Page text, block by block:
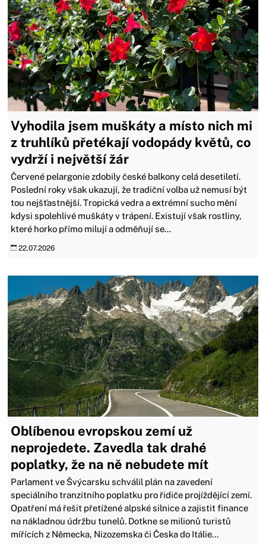
Vyhodila jsem muškáty a místo nich mi
z truhlíků přetékají vodopády květů, co
vydrží i největší žár
Červené pelargonie zdobily české balkony celá desetiletí.
Poslední roky však ukazují, že tradiční volba už nemusí být
tou nejšťastnější. Tropická vedra a extrémní sucho mění
kdysi spolehlivé muškáty v trápení. Existují však rostliny,
které horko přímo milují a odměňují se...
22.07.2026
Oblíbenou evropskou zemí už
neprojedete. Zavedla tak drahé
poplatky, že na ně nebudete mít
Parlament ve Švýcarsku schválil plán na zavedení
speciálního tranzitního poplatku pro řidiče projíždějící zemí.
Opatření má řešit přetížené alpské silnice a zajistit finance
na nákladnou údržbu tunelů. Dotkne se milionů turistů
mířících z Německa, Nizozemska či Česka do Itálie...